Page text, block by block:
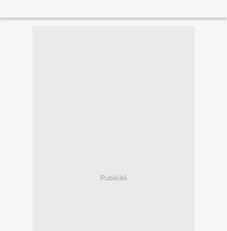
Publicité